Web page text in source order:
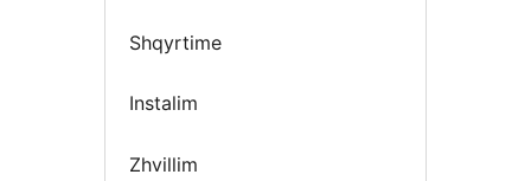
Shqyrtime
Instalim
Zhvillim